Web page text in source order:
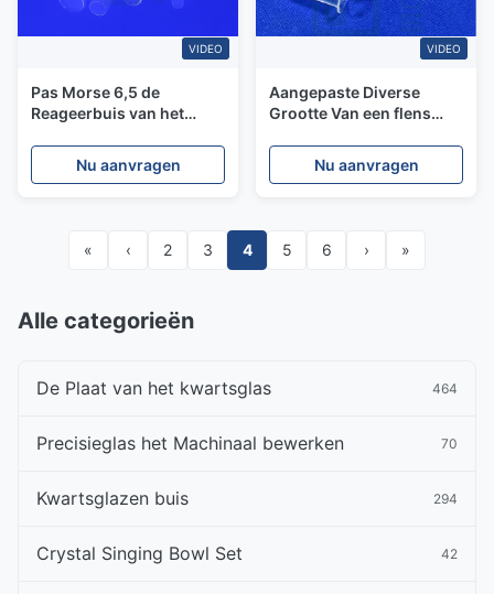
VIDEO
Pas Morse 6,5 de
Reageerbuis van het
Grondverbindingen en
Zijbuis
Nu aanvragen
VIDEO
Aangepaste Diverse
Grootte Van een flens
KwartsReageerbuis
Nu aanvragen
« ‹ 2 3 4 5 6 › »
Alle categorieën
De Plaat van het kwartsglas 464
Precisieglas het Machinaal bewerken 70
Kwartsglazen buis 294
Crystal Singing Bowl Set 42